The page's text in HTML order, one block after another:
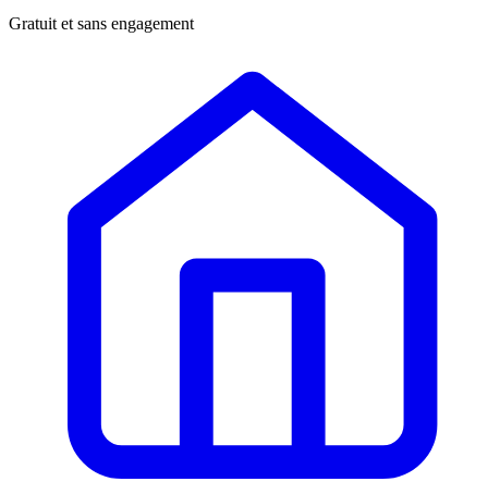
Gratuit et sans engagement